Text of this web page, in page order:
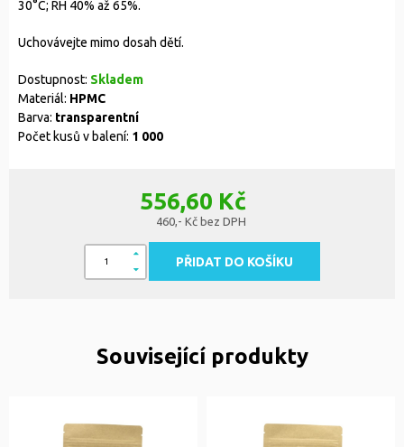
30°C; RH 40% až 65%.
Uchovávejte mimo dosah dětí.
Dostupnost: Skladem
Materiál: HPMC
Barva: transparentní
Počet kusů v balení: 1 000
556,60 Kč
460,- Kč bez DPH
PŘIDAT DO KOŠÍKU
Související produkty